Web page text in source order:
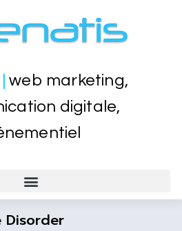
|web marketing,
digitale,
Disorder